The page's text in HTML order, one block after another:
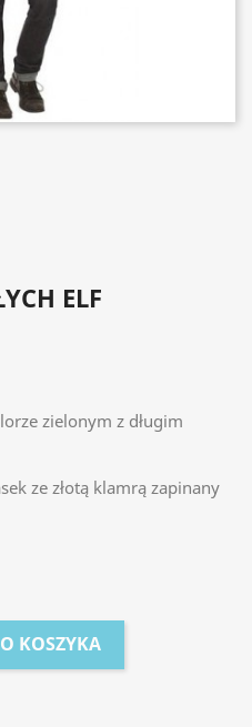
ELF
zielonym z długim
ze złotą klamrą zapinany
KOSZYKA